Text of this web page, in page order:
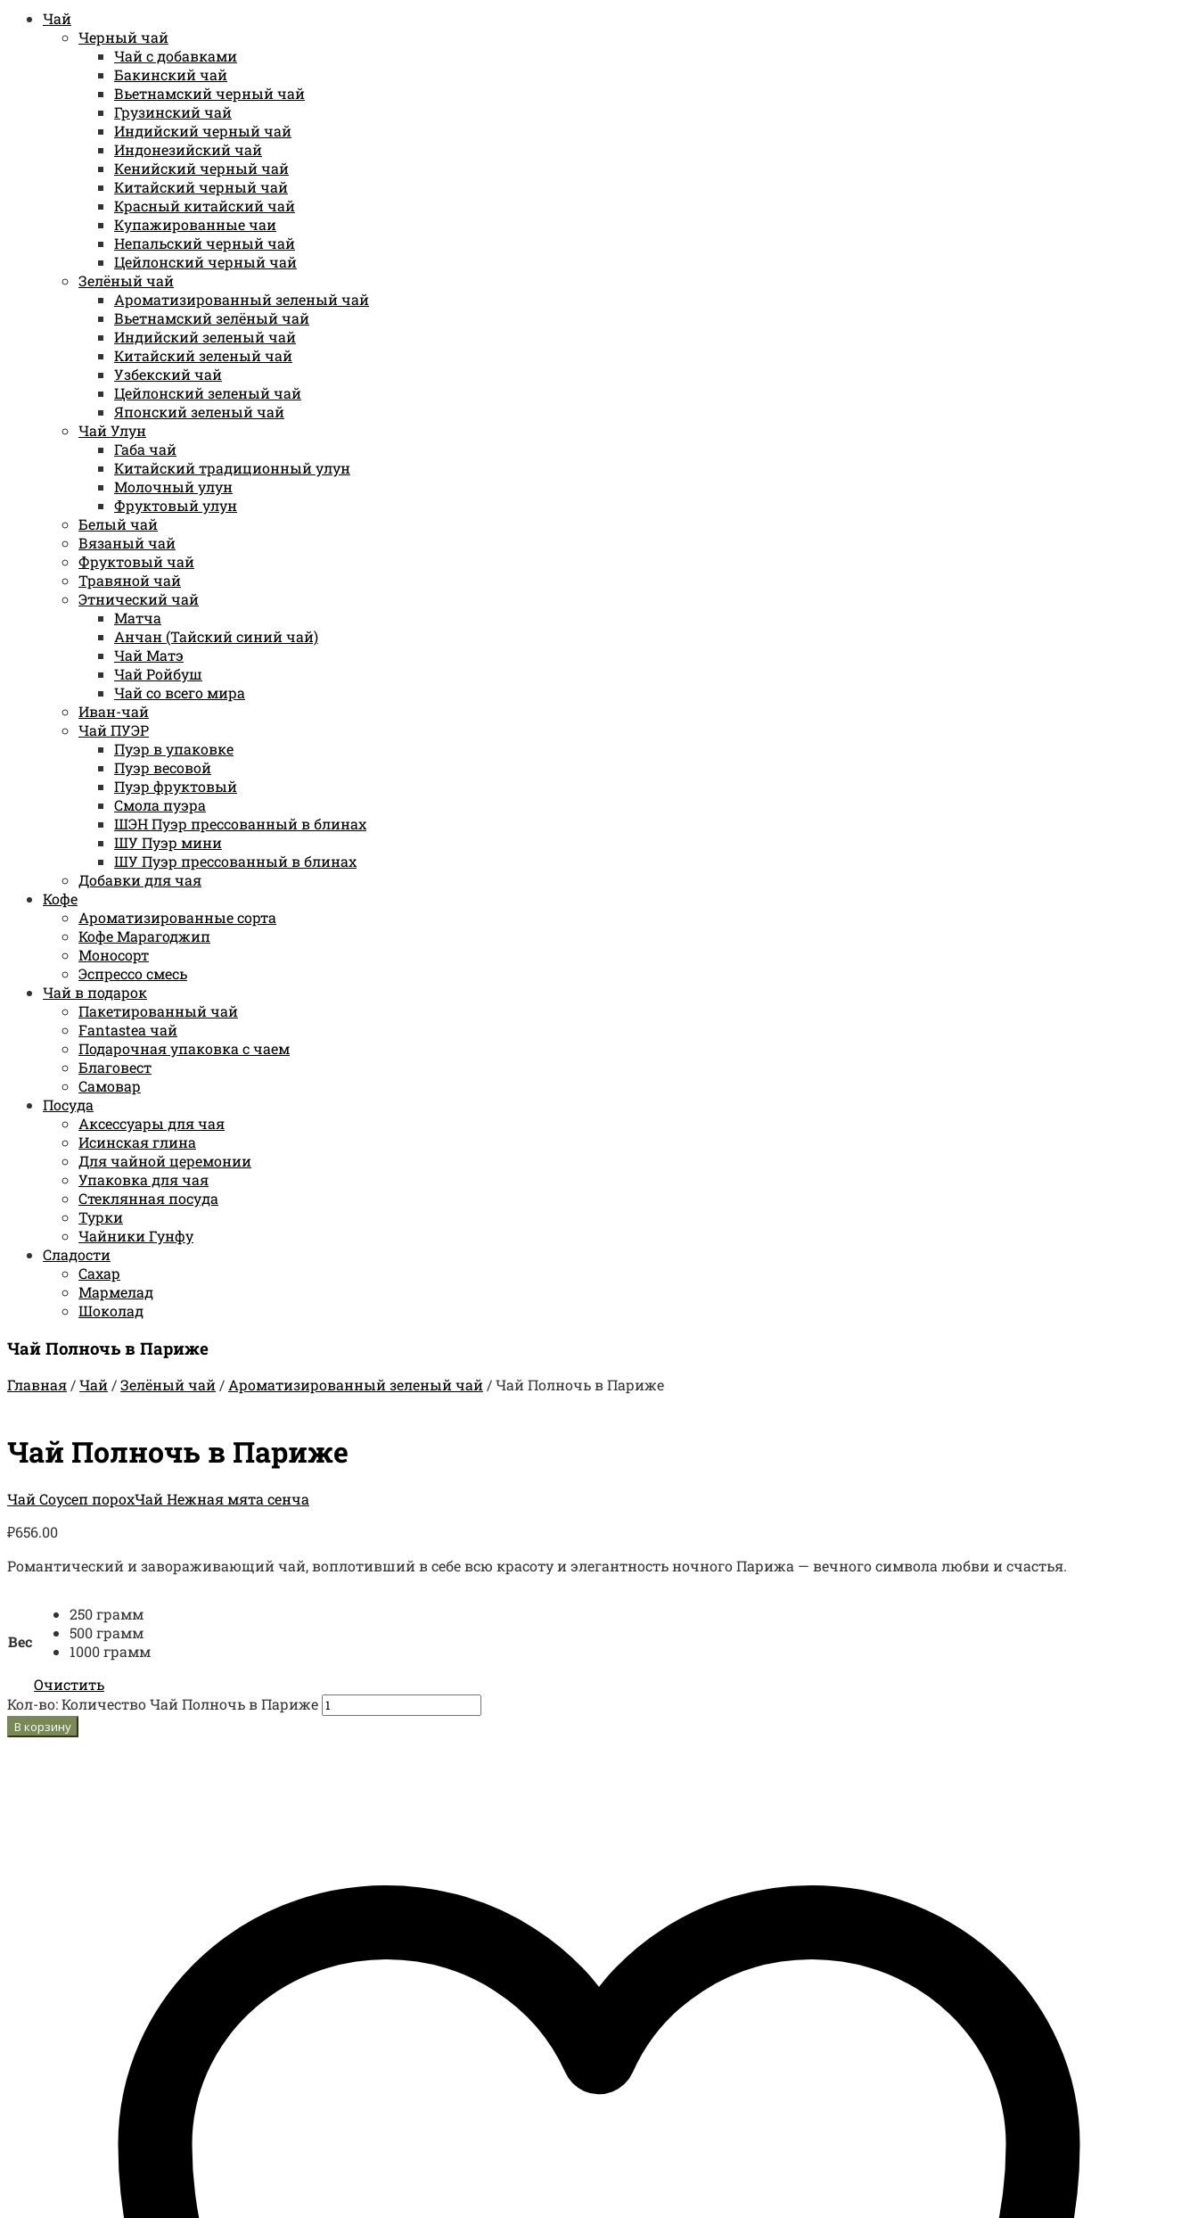
Чай
Черный чай
Чай с добавками
Бакинский чай
Вьетнамский черный чай
Грузинский чай
Индийский черный чай
Индонезийский чай
Кенийский черный чай
Китайский черный чай
Красный китайский чай
Купажированные чаи
Непальский черный чай
Цейлонский черный чай
Зелёный чай
Ароматизированный зеленый чай
Вьетнамский зелёный чай
Индийский зеленый чай
Китайский зеленый чай
Узбекский чай
Цейлонский зеленый чай
Японский зеленый чай
Чай Улун
Габа чай
Китайский традиционный улун
Молочный улун
Фруктовый улун
Белый чай
Вязаный чай
Фруктовый чай
Травяной чай
Этнический чай
Матча
Анчан (Тайский синий чай)
Чай Матэ
Чай Ройбуш
Чай со всего мира
Иван-чай
Чай ПУЭР
Пуэр в упаковке
Пуэр весовой
Пуэр фруктовый
Смола пуэра
ШЭН Пуэр прессованный в блинах
ШУ Пуэр мини
ШУ Пуэр прессованный в блинах
Добавки для чая
Кофе
Ароматизированные сорта
Кофе Марагоджип
Моносорт
Эспрессо смесь
Чай в подарок
Пакетированный чай
Fantastea чай
Подарочная упаковка с чаем
Благовест
Самовар
Посуда
Аксессуары для чая
Исинская глина
Для чайной церемонии
Упаковка для чая
Стеклянная посуда
Турки
Чайники Гунфу
Сладости
Сахар
Мармелад
Шоколад
Чай Полночь в Париже
Главная/Чай/Зелёный чай/Ароматизированный зеленый чай/Чай Полночь в Париже
Чай Полночь в Париже
Чай Соусеп порохЧай Нежная мята сенча
₽656.00
Романтический и завораживающий чай, воплотивший в себе всю красоту и элегантность ночного Парижа — вечного символа любви и счастья.
Вес
250 грамм
500 грамм
1000 грамм
Очистить
Кол-во:Количество Чай Полночь в Париже
В корзину